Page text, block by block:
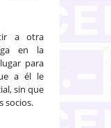
a otra
en la
para
a él le
sin que
socios.